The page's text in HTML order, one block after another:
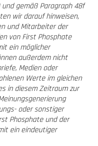
und gemäß Paragraph 48f
wir darauf hinweisen,
und Mitarbeiter der
von First Phosphate
ein möglicher
außerdem nicht
Medien oder
Werte im gleichen
in diesem Zeitraum zur
oder sonstiger
Phosphate und der
ein eindeutiger